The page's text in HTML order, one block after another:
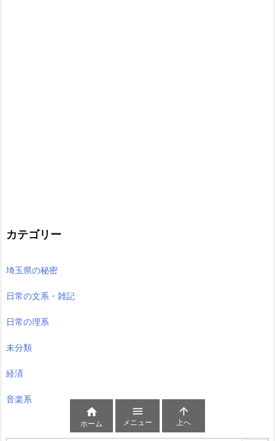
カテゴリー
埼玉県の秘密
日常の文系・雑記
日常の理系
未分類
経済
音楽系

ホーム

メニュー

上へ